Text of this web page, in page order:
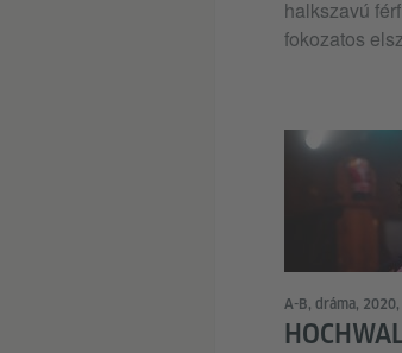
halkszavú
fokozatos
A-B, dráma, 2020,